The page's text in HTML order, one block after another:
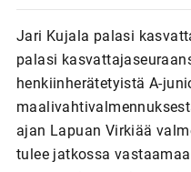
Jari Kujala palasi
palasi
henkiinherätetyistä A-
ajan Lapuan Virkiää
tulee jatkossa